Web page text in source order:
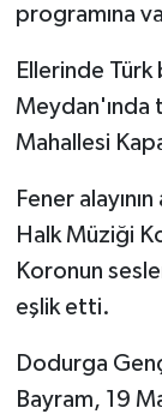
programına
Ellerinde
Meydan'ında
Mahallesi
Fener
Halk Müziği
Koronun
eşlik etti.
Dodurga
Bayram, 19